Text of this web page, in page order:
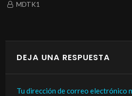
MDTK1
DEJA UNA RESPUESTA
Tu dirección de correo electrónico